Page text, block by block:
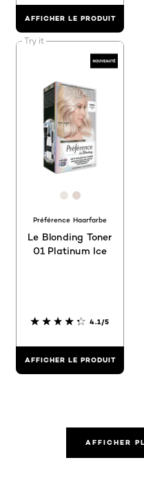
AFFICHER LE PRODUIT
Try it
[Color]:
[Color]:
Préférence Haarfarbe
Le Blonding Toner
01 Platinum Ice
4.1/5
AFFICHER LE PRODUIT
AFFICHER